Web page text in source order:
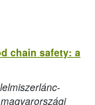
chain safety: a